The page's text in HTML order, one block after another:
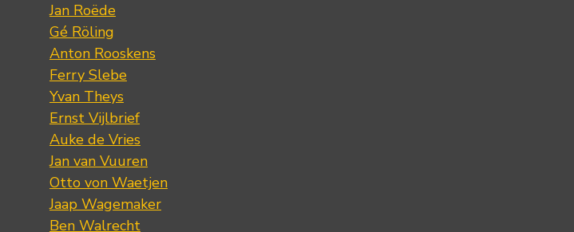
Jan Roëde
Gé Röling
Anton Rooskens
Ferry Slebe
Yvan Theys
Ernst Vijlbrief
Auke de Vries
Jan van Vuuren
Otto von Waetjen
Jaap Wagemaker
Ben Walrecht